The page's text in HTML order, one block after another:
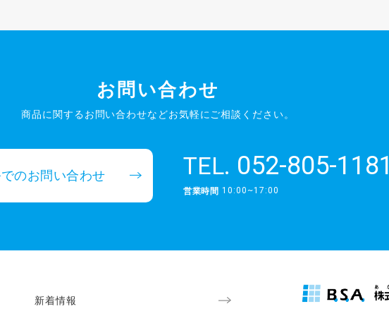
お問い合わせ
商品に関するお問い合わせなどお気軽にご相談ください。
のお問い合わせ TEL. 052-805-1181
営業時間 10:00~17:00
新着情報